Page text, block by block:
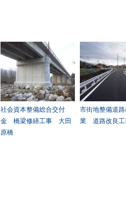
社会資本整備総合交付
金 橋梁修繕工事 大田
原橋
市街地整備道
業 道路改良工